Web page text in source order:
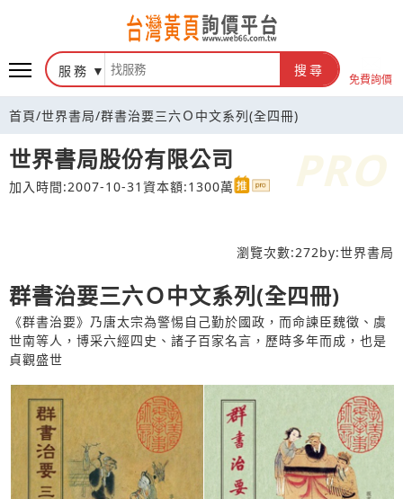
台灣黃頁詢價平台
服務 搜尋
免費詢價
首頁/世界書局/群書治要三六Ｏ中文系列(全四冊)
世界書局股份有限公司
加入時間:2007-10-31 資本額:1300萬
瀏覽次數:272by:世界書局
群書治要三六Ｏ中文系列(全四冊)
《群書治要》乃唐太宗為警惕自己勤於國政，而命諫臣魏徵、虞
世南等人，博采六經四史、諸子百家名言，歷時多年而成，也是
貞觀盛世